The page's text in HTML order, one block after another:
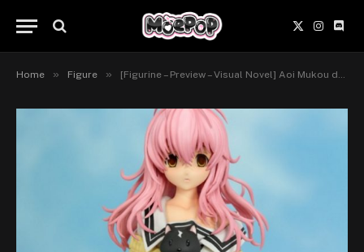
X
(Twitter)
Home » Figure » [Figurine – Preview – Visual Novel] Aoi Mukou de Kimi to Kanojo to Kanojo no Koi, Griffon Ent.